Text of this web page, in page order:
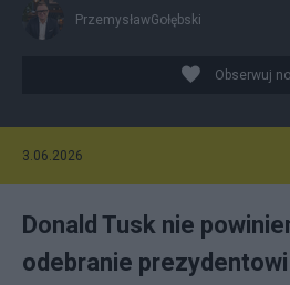
PrzemysławGołębski
Obserwuj
3.06.2026
Donald Tusk nie
odebranie